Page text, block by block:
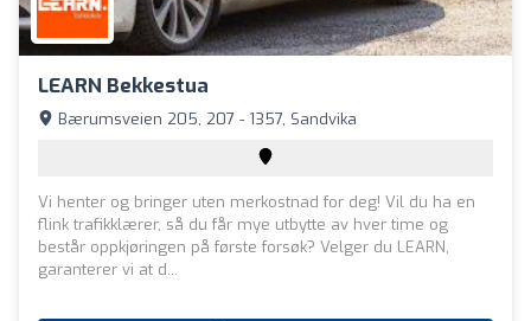
LEARN Bekkestua
Bærumsveien 205, 207 - 1357, Sandvika
Vi henter og bringer uten merkostnad for deg! Vil du ha en
flink trafikklærer, så du får mye utbytte av hver time og
består oppkjøringen på første forsøk? Velger du LEARN,
garanterer vi at d...